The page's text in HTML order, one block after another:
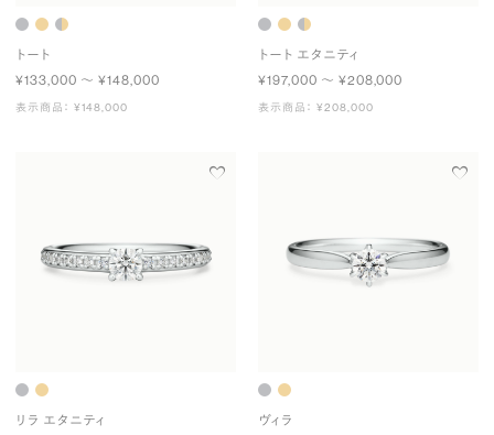
トート
¥133,000 〜 ¥148,000
表示商品： ¥148,000
トート エタニティ
¥197,000 〜 ¥208,000
表示商品： ¥208,000
リラ エタニティ ヴィラ